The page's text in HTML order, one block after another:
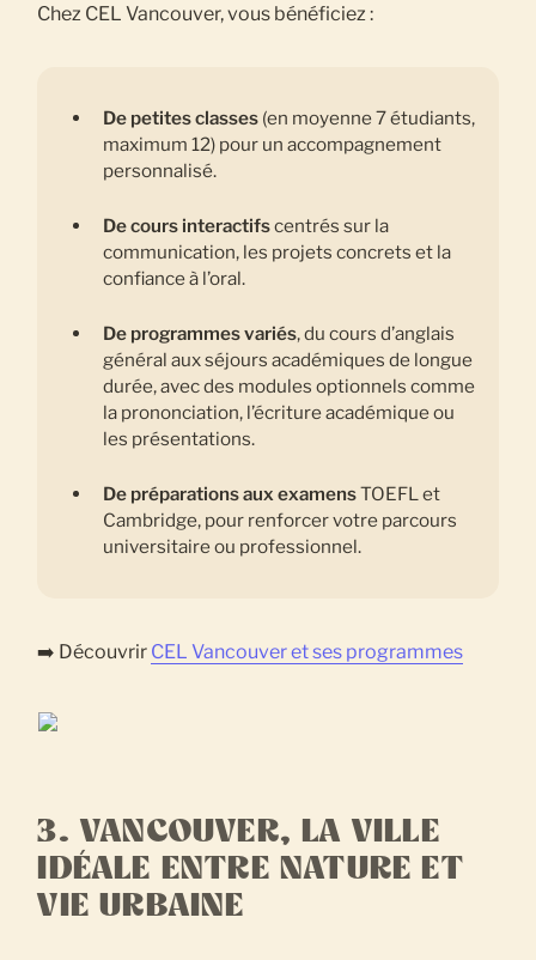
Chez CEL Vancouver, vous bénéficiez :
De petites classes (en moyenne 7 étudiants,
maximum 12) pour un accompagnement
personnalisé.
De cours interactifscentrés sur la
communication, les projets concrets et la
confiance à l’oral.
De programmes variés, du cours d’anglais
général aux séjours académiques de longue
durée, avec des modules optionnels comme
la prononciation, l’écriture académique ou
les présentations.
De préparations aux examensTOEFL et
Cambridge, pour renforcer votre parcours
universitaire ou professionnel.
➡️ Découvrir CEL Vancouver et ses programmes
3. VANCOUVER, LA VILLE
IDÉALE ENTRE NATURE ET
VIE URBAINE